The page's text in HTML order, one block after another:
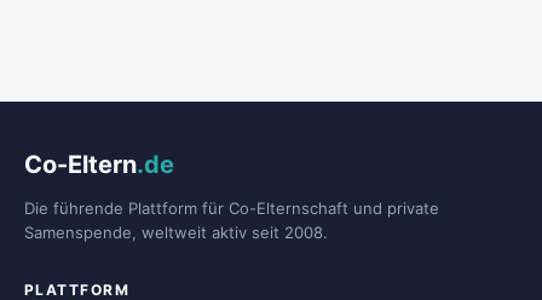
Co-Eltern.de
Die führende Plattform für Co-Elternschaft und private
Samenspende, weltweit aktiv seit 2008.
PLATTFORM